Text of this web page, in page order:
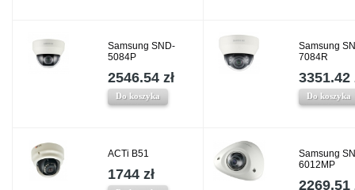
Samsung SND-
5084P
2546.54 zł
Do koszyka
Samsung
7084R
3351.42
Do koszyka
ACTi B51
1744 zł
Samsung
6012MP
2269.51